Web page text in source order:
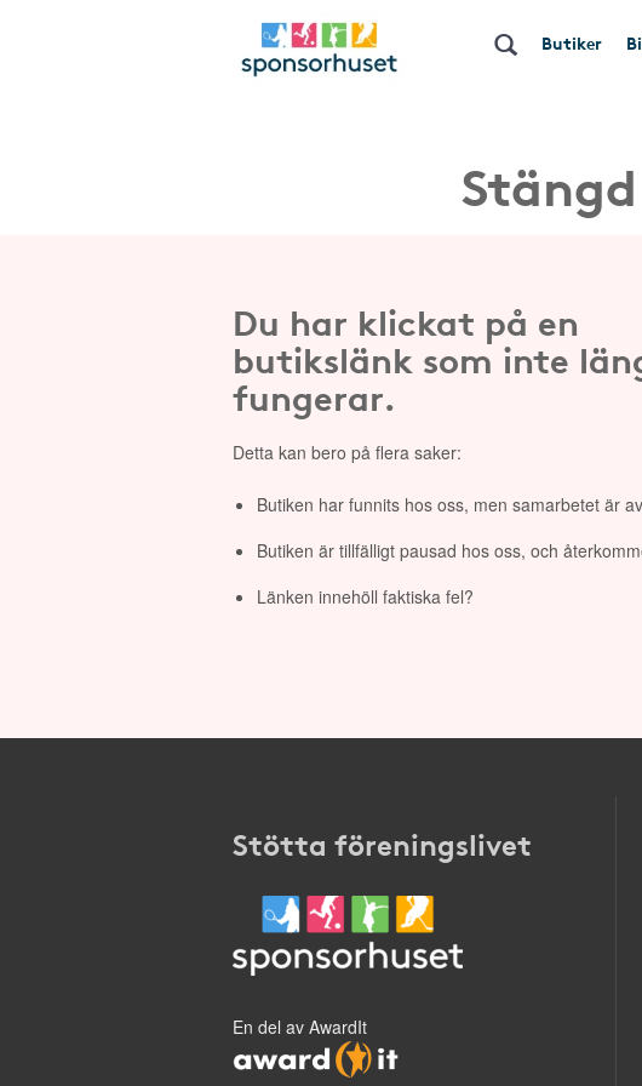
Butiker
Du har klickat på en
butikslänk som inte
fungerar.
Detta kan bero på flera saker:
Butiken har funnits hos oss, men samarbetet är
Butiken är tillfälligt pausad hos oss, och
Länken innehöll faktiska fel?
Stötta föreningslivet
En del av AwardIt